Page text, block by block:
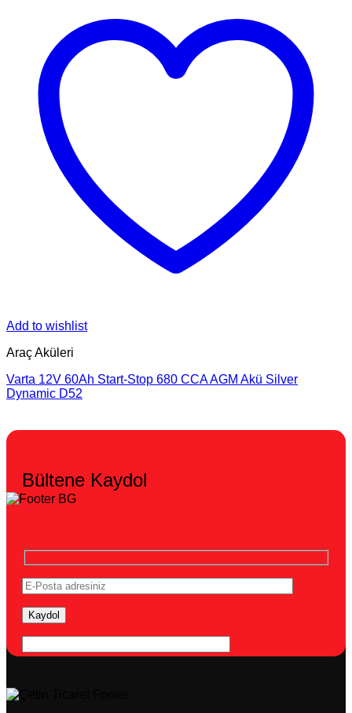
Add to wishlist
Araç Aküleri
Varta 12V 60Ah Start-Stop 680 CCA AGM Akü Silver
Dynamic D52
Bültene Kaydol